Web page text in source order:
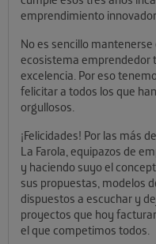
emprendimiento
No es sencillo
ecosistema emprendedor
excelencia. Por eso
felicitar a todos los que
orgullosos.
¡Felicidades! Por las más
La Farola, equipazos de
y haciendo suyo el
sus propuestas, modelos
dispuestos a escuchar y
proyectos que hoy
el que competimos todos.